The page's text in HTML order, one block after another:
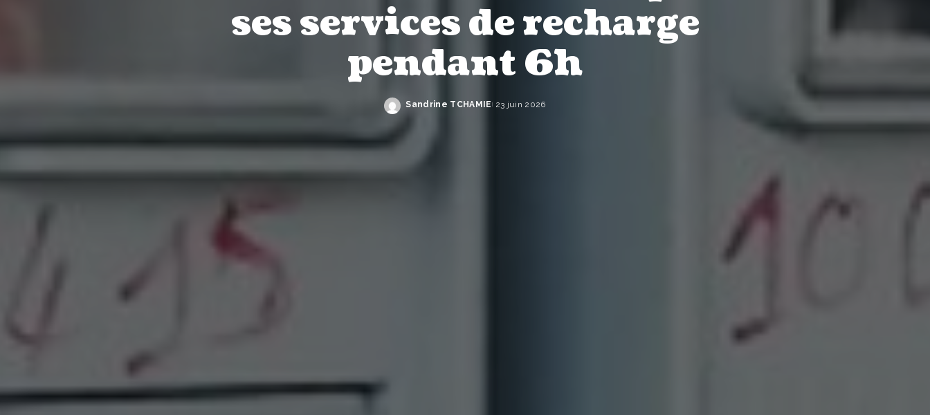
ses services de recharge
pendant 6h
Publié
Sandrine TCHAMIE 23 juin 2026